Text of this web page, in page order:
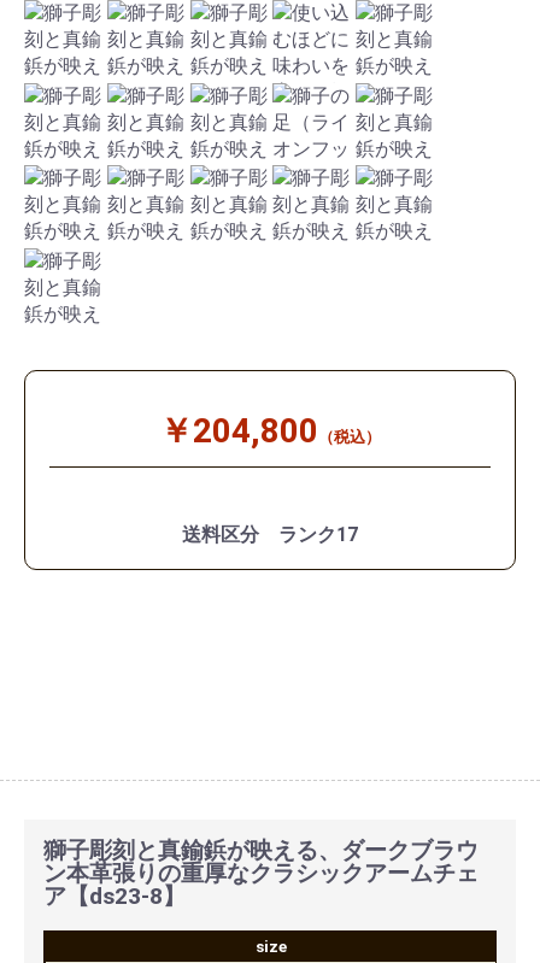
￥204,800 （税込）
送料区分 ランク17
獅子彫刻と真鍮鋲が映える、ダークブラウ
ン本革張りの重厚なクラシックアームチェ
ア【ds23-8】
size